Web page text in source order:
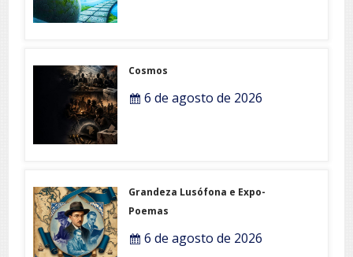
Cosmos
6 de agosto de 2026
Grandeza Lusófona e Expo-
Poemas
6 de agosto de 2026